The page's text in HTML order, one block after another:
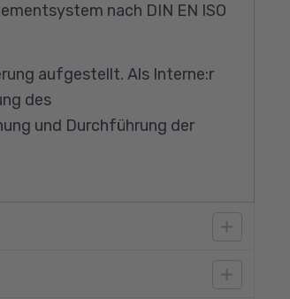
nach DIN EN ISO
aufgestellt. Als Interne:r
des
und Durchführung der